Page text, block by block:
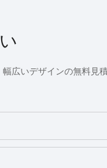
広いデザインの無料見